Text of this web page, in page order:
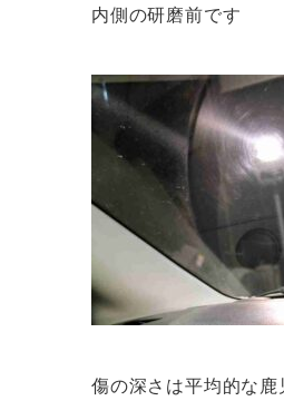
内側の研磨前です
傷の深さは平均的な